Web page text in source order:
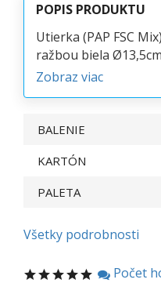
POPIS PRODUKTU
Utierka (PAP FSC
ražbou biela
Zobraz viac
BALENIE
KARTÓN
PALETA
Všetky podrobnosti
Počet